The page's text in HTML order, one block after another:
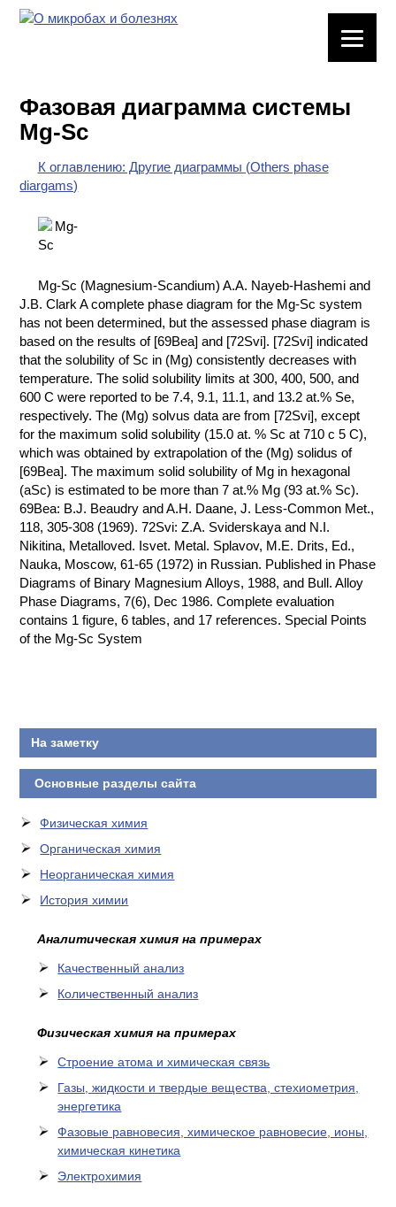
ХИМИЧЕСКАЯ
ПОСУДА
ВРЕДНЫЕ
ФАКТОРЫ
ХИМИЯ НА
ПРОИЗВОДСТВЕ
И ХИМИЧЕСКАЯ
ТЕХНОЛОГИЯ
КОНТАКТЫ
Фазовая диаграмма системы
Mg-Sc
К оглавлению: Другие диаграммы (Others phase
diargams)
Mg-Sc (Magnesium-Scandium) A.A. Nayeb-Hashemi and
J.B. Clark A complete phase diagram for the Mg-Sc system
has not been determined, but the assessed phase diagram is
based on the results of [69Bea] and [72Svi]. [72Svi] indicated
that the solubility of Sc in (Mg) consistently decreases with
temperature. The solid solubility limits at 300, 400, 500, and
600 C were reported to be 7.4, 9.1, 11.1, and 13.2 at.% Se,
respectively. The (Mg) solvus data are from [72Svi], except
for the maximum solid solubility (15.0 at. % Sc at 710 с 5 C),
which was obtained by extrapolation of the (Mg) solidus of
[69Bea]. The maximum solid solubility of Mg in hexagonal
(aSc) is estimated to be more than 7 at.% Mg (93 at.% Sc).
69Bea: B.J. Beaudry and A.H. Daane, J. Less-Common Met.,
118, 305-308 (1969). 72Svi: Z.A. Sviderskaya and N.I.
Nikitina, Metalloved. Isvet. Metal. Splavov, M.E. Drits, Ed.,
Nauka, Moscow, 61-65 (1972) in Russian. Published in Phase
Diagrams of Binary Magnesium Alloys, 1988, and Bull. Alloy
Phase Diagrams, 7(6), Dec 1986. Complete evaluation
contains 1 figure, 6 tables, and 17 references. Special Points
of the Mg-Sc System
На заметку
Основные разделы сайта
Физическая химия
Органическая химия
Неорганическая химия
История химии
Аналитическая химия на примерах
Качественный анализ
Количественный анализ
Физическая химия на примерах
Cтроение атома и химическая связь
Газы, жидкости и твердые вещества, стехиометрия,
энергетика
Фазовые равновесия, химическое равновесие, ионы,
химическая кинетика
Электрохимия